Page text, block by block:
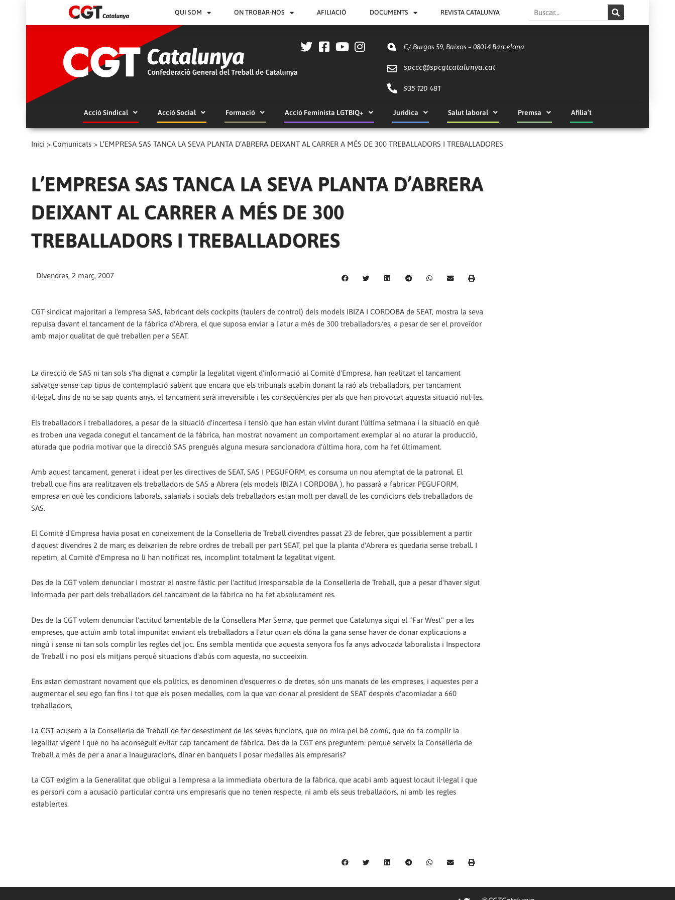
QUI SOM ON TROBAR-NOS AFILIACIÓ DOCUMENTS REVISTA CATALUNYA Search
C/ Burgos 59, Baixos – 08014 Barcelona
spccc@spcgtcatalunya.cat
935 120 481
Acció Sindical Acció Social Formació Acció Feminista LGTBIQ+ Jurídica Salut laboral Premsa Afilia’t
Inici > Comunicats > L’EMPRESA SAS TANCA LA SEVA PLANTA D’ABRERA DEIXANT AL CARRER A MÉS DE 300 TREBALLADORS I TREBALLADORES
L’EMPRESA SAS TANCA LA SEVA PLANTA D’ABRERA
DEIXANT AL CARRER A MÉS DE 300
TREBALLADORS I TREBALLADORES
Divendres, 2 març, 2007
CGT sindicat majoritari a l'empresa SAS, fabricant dels cockpits (taulers de control) dels models IBIZA I CORDOBA de SEAT, mostra la seva
repulsa davant el tancament de la fàbrica d'Abrera, el que suposa enviar a l'atur a més de 300 treballadors/es, a pesar de ser el proveïdor
amb major qualitat de què treballen per a SEAT.
La direcció de SAS ni tan sols s'ha dignat a complir la legalitat vigent d'informació al Comitè d'Empresa, han realitzat el tancament
salvatge sense cap tipus de contemplació sabent que encara que els tribunals acabin donant la raó als treballadors, per tancament
il•legal, dins de no se sap quants anys, el tancament serà irreversible i les conseqüències per als que han provocat aquesta situació nul•les.
Els treballadors i treballadores, a pesar de la situació d'incertesa i tensió que han estan vivint durant l'última setmana i la situació en què
es troben una vegada conegut el tancament de la fàbrica, han mostrat novament un comportament exemplar al no aturar la producció,
aturada que podria motivar que la direcció SAS prengués alguna mesura sancionadora d'última hora, com ha fet últimament.
Amb aquest tancament, generat i ideat per les directives de SEAT, SAS I PEGUFORM, es consuma un nou atemptat de la patronal. El
treball que fins ara realitzaven els treballadors de SAS a Abrera (els models IBIZA I CORDOBA ), ho passarà a fabricar PEGUFORM,
empresa en què les condicions laborals, salarials i socials dels treballadors estan molt per davall de les condicions dels treballadors de
SAS.
El Comitè d'Empresa havia posat en coneixement de la Conselleria de Treball divendres passat 23 de febrer, que possiblement a partir
d'aquest divendres 2 de març es deixarien de rebre ordres de treball per part SEAT, pel que la planta d'Abrera es quedaria sense treball. I
repetim, al Comitè d'Empresa no li han notificat res, incomplint totalment la legalitat vigent.
Des de la CGT volem denunciar i mostrar el nostre fàstic per l'actitud irresponsable de la Conselleria de Treball, que a pesar d'haver sigut
informada per part dels treballadors del tancament de la fàbrica no ha fet absolutament res.
Des de la CGT volem denunciar l'actitud lamentable de la Consellera Mar Serna, que permet que Catalunya sigui el "Far West" per a les
empreses, que actuïn amb total impunitat enviant els treballadors a l'atur quan els dóna la gana sense haver de donar explicacions a
ningú i sense ni tan sols complir les regles del joc. Ens sembla mentida que aquesta senyora fos fa anys advocada laboralista i Inspectora
de Treball i no posi els mitjans perquè situacions d'abús com aquesta, no succeeixin.
Ens estan demostrant novament que els polítics, es denominen d'esquerres o de dretes, són uns manats de les empreses, i aquestes per a
augmentar el seu ego fan fins i tot que els posen medalles, com la que van donar al president de SEAT després d'acomiadar a 660
treballadors,
La CGT acusem a la Conselleria de Treball de fer desestiment de les seves funcions, que no mira pel bé comú, que no fa complir la
legalitat vigent i que no ha aconseguit evitar cap tancament de fàbrica. Des de la CGT ens preguntem: perquè serveix la Conselleria de
Treball a més de per a anar a inauguracions, dinar en banquets i posar medalles als empresaris?
La CGT exigim a la Generalitat que obligui a l'empresa a la immediata obertura de la fàbrica, que acabi amb aquest locaut il•legal i que
es personi com a acusació particular contra uns empresaris que no tenen respecte, ni amb els seus treballadors, ni amb les regles
establertes.